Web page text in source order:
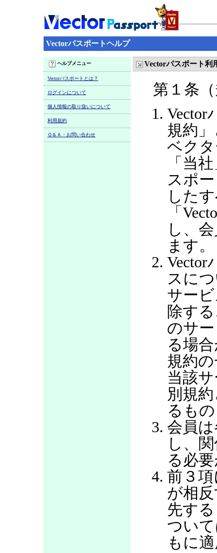
Vectorパスポートヘルプ
ヘルプメニュー
Vectorパスポートとは？
ログインについて
個人情報の取り扱いについて
利用規約
Ｑ＆Ａ・お問い合わせ
Vectorパスポート利
第１条
Vector
規約
ベク
「当
スポ
した
「
し、
ます。
Vector
スに
サー
除す
のサ
る場
規約
当該
別規
るも
会員
し、
る必
前３
が相
先す
つい
もに